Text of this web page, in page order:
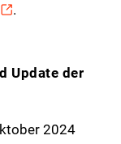
.
Update der
2024